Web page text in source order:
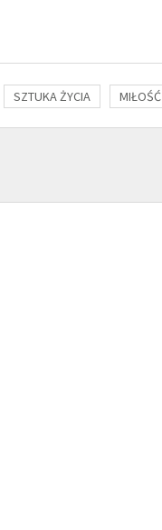
SZTUKA ŻYCIA MIŁOŚĆ
FILOZOFIA KULTURA